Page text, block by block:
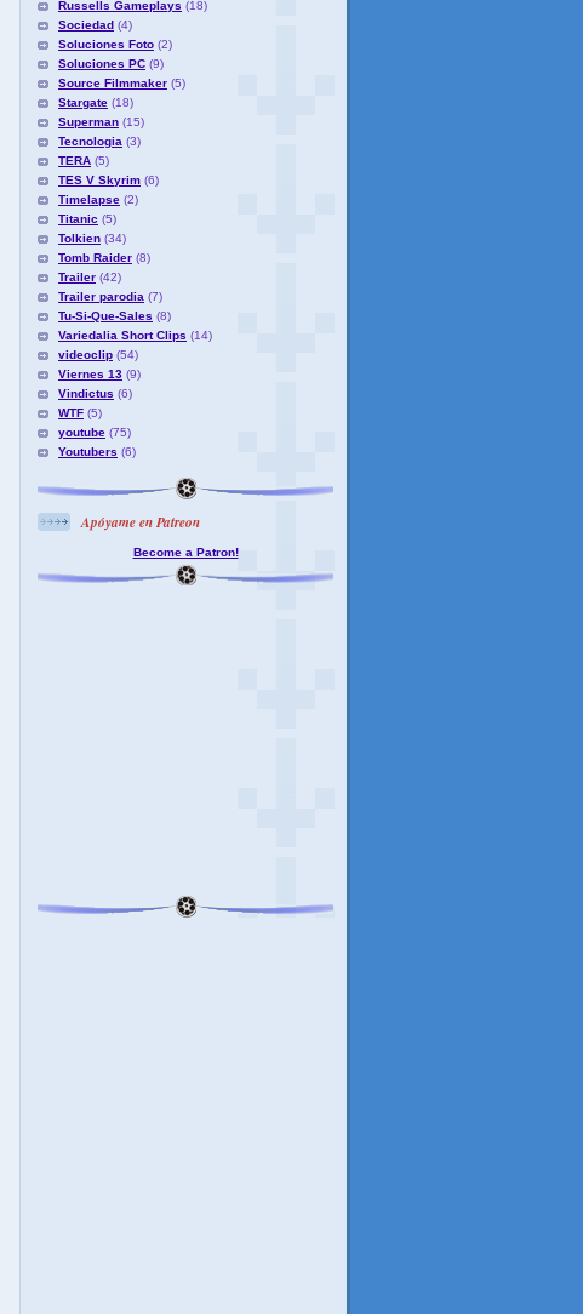
Russells Gameplays (18)
Sociedad (4)
Soluciones Foto (2)
Soluciones PC (9)
Source Filmmaker (5)
Stargate (18)
Superman (15)
Tecnologia (3)
TERA (5)
TES V Skyrim (6)
Timelapse (2)
Titanic (5)
Tolkien (34)
Tomb Raider (8)
Trailer (42)
Trailer parodia (7)
Tu-Si-Que-Sales (8)
Variedalia Short Clips (14)
videoclip (54)
Viernes 13 (9)
Vindictus (6)
WTF (5)
youtube (75)
Youtubers (6)
Apóyame en Patreon
Become a Patron!